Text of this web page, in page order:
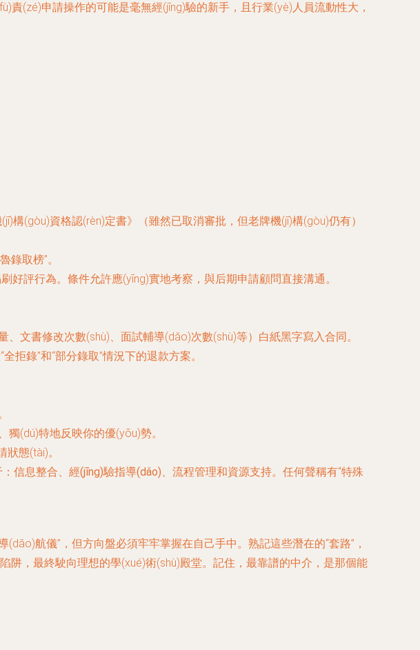
責(zé)申請操作的可能是毫無經(jīng)驗的新手，且行業(yè)人員流動性大，
構(gòu)資格認(rèn)定書》（雖然已取消審批，但老牌機(jī)構(gòu)仍有）
錄取榜”。
好評行為。條件允許應(yīng)實地考察，與后期申請顧問直接溝通。
文書修改次數(shù)、面試輔導(dǎo)次數(shù)等）白紙黑字寫入合同。
拒錄”和“部分錄取”情況下的退款方案。
(dú)特地反映你的優(yōu)勢。
態(tài)。
信息整合、經(jīng)驗指導(dǎo)、流程管理和資源支持。任何聲稱有“特殊
航儀”，但方向盤必須牢牢掌握在自己手中。熟記這些潛在的“套路”，
，最終駛向理想的學(xué)術(shù)殿堂。記住，最靠譜的中介，是那個能